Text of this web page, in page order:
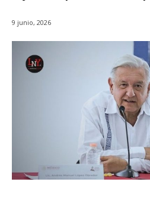
9 junio, 2026